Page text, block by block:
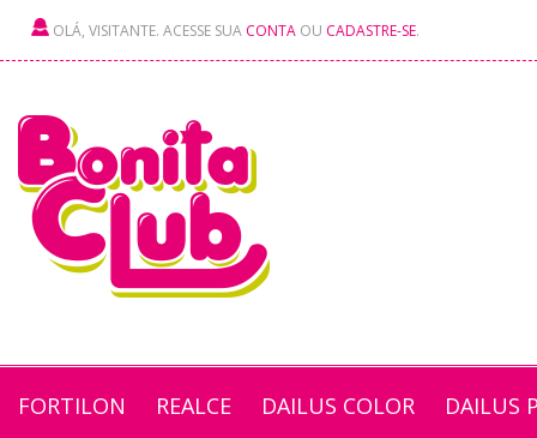
OLÁ, VISITANTE. ACESSE SUA CONTA OU CADASTRE-SE.
FORTILON REALCE DAILUS COLOR DAILUS